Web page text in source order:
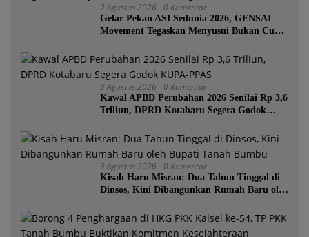
2 Agustus 2026 0 Komentar
Gelar Pekan ASI Sedunia 2026, GENSAI
Movement Tegaskan Menyusui Bukan Cuma
3 Agustus 2026 0 Komentar
Kawal APBD Perubahan 2026 Senilai Rp 3,6
Triliun, DPRD Kotabaru Segera Godok
3 Agustus 2026 0 Komentar
Kisah Haru Misran: Dua Tahun Tinggal di
Dinsos, Kini Dibangunkan Rumah Baru oleh